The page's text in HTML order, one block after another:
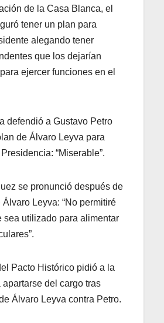
de la Casa Blanca, el
tener un plan para
alegando tener
que los dejarían
ejercer funciones en el
defendió a Gustavo Petro
de Álvaro Leyva para
“Miserable”.
se pronunció después de
Álvaro Leyva: “No permitiré
sea utilizado para alimentar
Pacto Histórico pidió a la
del cargo tras
Álvaro Leyva contra Petro.